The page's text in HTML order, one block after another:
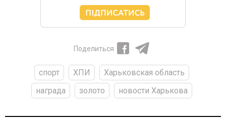
Поделиться
спорт ХПИ
Харьковская область
награда
золото новости Харькова